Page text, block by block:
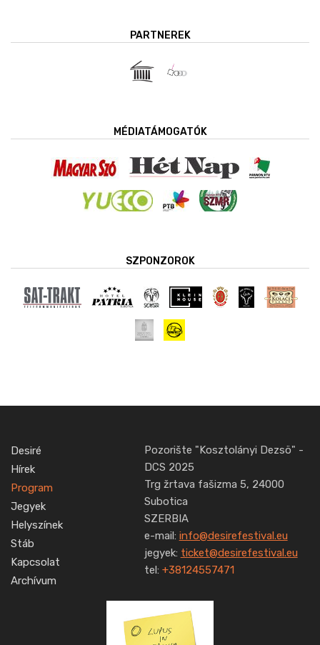
PARTNEREK
MÉDIATÁMOGATÓK
SZPONZOROK
Desiré
Hírek
Program
Jegyek
Helyszínek
Stáb
Kapcsolat
Archívum
Pozorište "Kosztolányi Dezsö" -
DCS 2025
Trg žrtava fašizma 5, 24000
Subotica
SZERBIA
e-mail: info@desirefestival.eu
jegyek: ticket@desirefestival.eu
tel: +38124557471